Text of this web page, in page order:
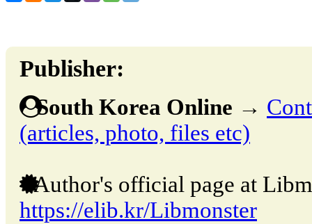
Publisher:
South Korea Online →
(articles, photo, files etc)
Author's official page at
https://elib.kr/Libmonster